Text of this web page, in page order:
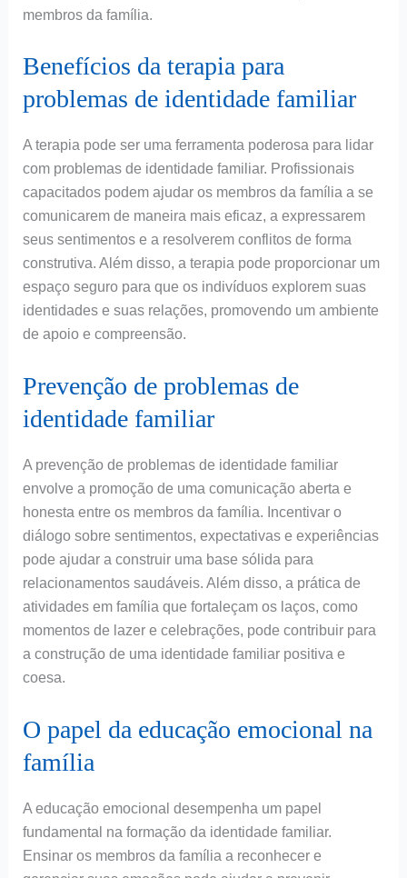
membros da família.
Benefícios da terapia para
problemas de identidade familiar
A terapia pode ser uma ferramenta poderosa para lidar
com problemas de identidade familiar. Profissionais
capacitados podem ajudar os membros da família a se
comunicarem de maneira mais eficaz, a expressarem
seus sentimentos e a resolverem conflitos de forma
construtiva. Além disso, a terapia pode proporcionar um
espaço seguro para que os indivíduos explorem suas
identidades e suas relações, promovendo um ambiente
de apoio e compreensão.
Prevenção de problemas de
identidade familiar
A prevenção de problemas de identidade familiar
envolve a promoção de uma comunicação aberta e
honesta entre os membros da família. Incentivar o
diálogo sobre sentimentos, expectativas e experiências
pode ajudar a construir uma base sólida para
relacionamentos saudáveis. Além disso, a prática de
atividades em família que fortaleçam os laços, como
momentos de lazer e celebrações, pode contribuir para
a construção de uma identidade familiar positiva e
coesa.
O papel da educação emocional na
família
A educação emocional desempenha um papel
fundamental na formação da identidade familiar.
Ensinar os membros da família a reconhecer e